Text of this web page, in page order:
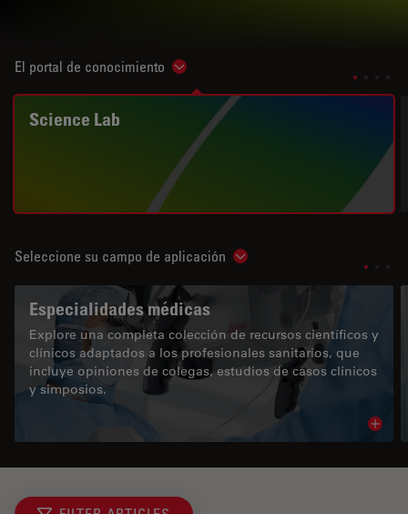
El portal de conocimiento Show subnavigation
Science Lab
Seleccione su campo de aplicación Show subnavigation
Especialidades médicas
Explore una completa colección de recursos científicos y
clínicos adaptados a los profesionales sanitarios, que
incluye opiniones de colegas, estudios de casos clínicos
y simposios.